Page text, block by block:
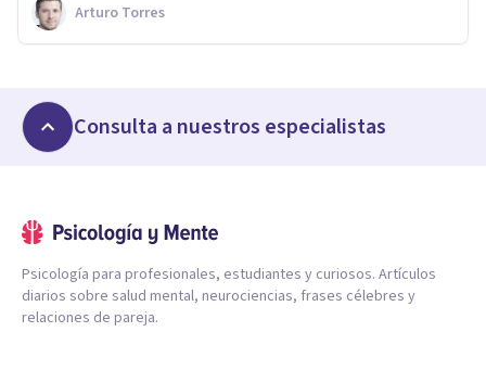
Arturo Torres
Consulta a nuestros especialistas
Psicología para profesionales, estudiantes y curiosos. Artículos
diarios sobre salud mental, neurociencias, frases célebres y
relaciones de pareja.